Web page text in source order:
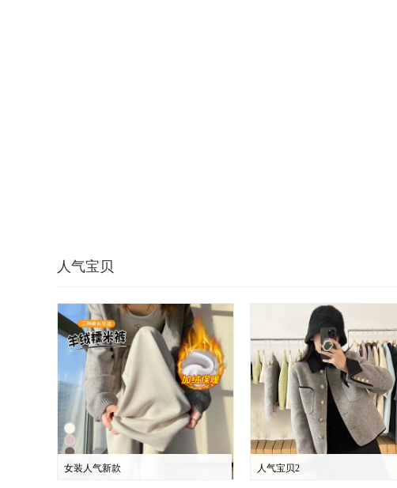
人气宝贝
女装人气新款 人气宝贝2